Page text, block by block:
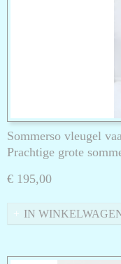
Sommerso vleugel
Prachtige grote
€ 195,00
IN